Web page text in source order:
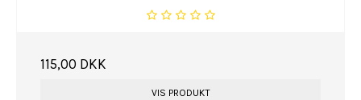
115,00 DKK
VIS PRODUKT